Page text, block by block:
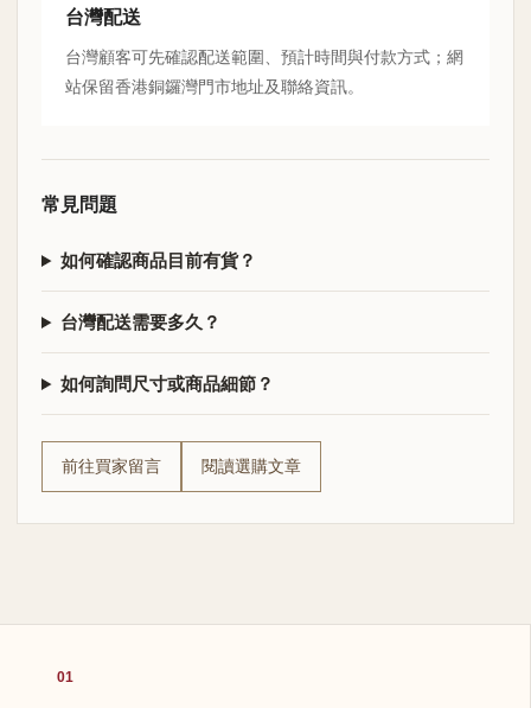
台灣配送
台灣顧客可先確認配送範圍、預計時間與付款方式；網
站保留香港銅鑼灣門市地址及聯絡資訊。
常見問題
如何確認商品目前有貨？
台灣配送需要多久？
如何詢問尺寸或商品細節？
前往買家留言 閱讀選購文章
01